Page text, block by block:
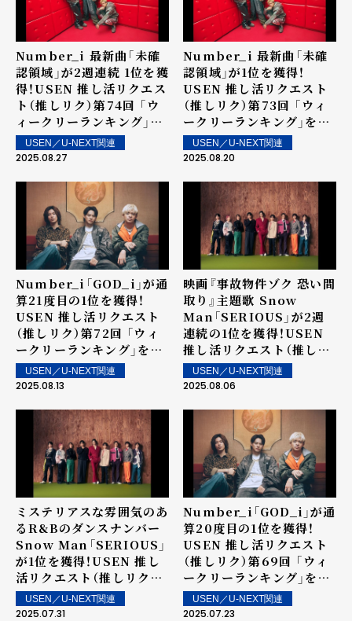
Number_i 最新曲「未確
認領域」が2週連続 1位を獲
得！USEN 推し活リクエス
ト（推しリク）第74回 「ウ
ィークリーランキング」を
発表！～ 上位ランクイン楽
曲は街中・店内で配信！
USEN／U-NEXT関連
2025.08.27
Number_i 最新曲「未確
認領域」が1位を獲得！
USEN 推し活リクエスト
（推しリク）第73回 「ウィ
ークリーランキング」を発
表！～ 上位ランクイン楽曲
は街中・店内で配信！
USEN／U-NEXT関連
2025.08.20
Number_i「GOD_i」が通
算21度目の1位を獲得！
USEN 推し活リクエスト
（推しリク）第72回 「ウィ
ークリーランキング」を発
表！～ 上位ランクイン楽曲
は街中・店内で配信！
USEN／U-NEXT関連
2025.08.13
映画『事故物件ゾク 恐い間
取り』主題歌 Snow
Man「SERIOUS」が2週
連続の1位を獲得！USEN
推し活リクエスト（推しリ
ク）第71回 「ウィークリー
ランキング」を発表！～ 上
店内で配信！
USEN／U-NEXT関連
2025.08.06
ミステリアスな雰囲気のあ
るR&Bのダンスナンバー
Snow Man「SERIOUS」
が1位を獲得！USEN 推し
活リクエスト（推しリク）
第70回 「ウィークリーラ
ンキング」を発表！～ 上位
USEN／U-NEXT関連
2025.07.31
Number_i「GOD_i」が通
算20度目の1位を獲得！
USEN 推し活リクエスト
（推しリク）第69回 「ウィ
ークリーランキング」を発
表！～ 上位ランクイン楽曲
は街中・店内で配信！
USEN／U-NEXT関連
2025.07.23